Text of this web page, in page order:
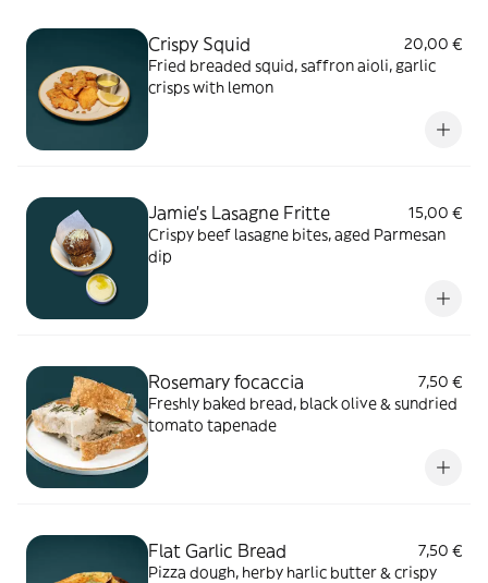
Crispy Squid
20,00 €
Fried breaded squid, saffron aioli, garlic
crisps with lemon
Jamie's Lasagne Fritte
15,00 €
Crispy beef lasagne bites, aged Parmesan
dip
Rosemary focaccia
7,50 €
Freshly baked bread, black olive & sundried
tomato tapenade
Flat Garlic Bread
7,50 €
Pizza dough, herby harlic butter & crispy